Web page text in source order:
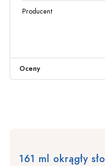
Producent
Oceny
161 ml okrągły